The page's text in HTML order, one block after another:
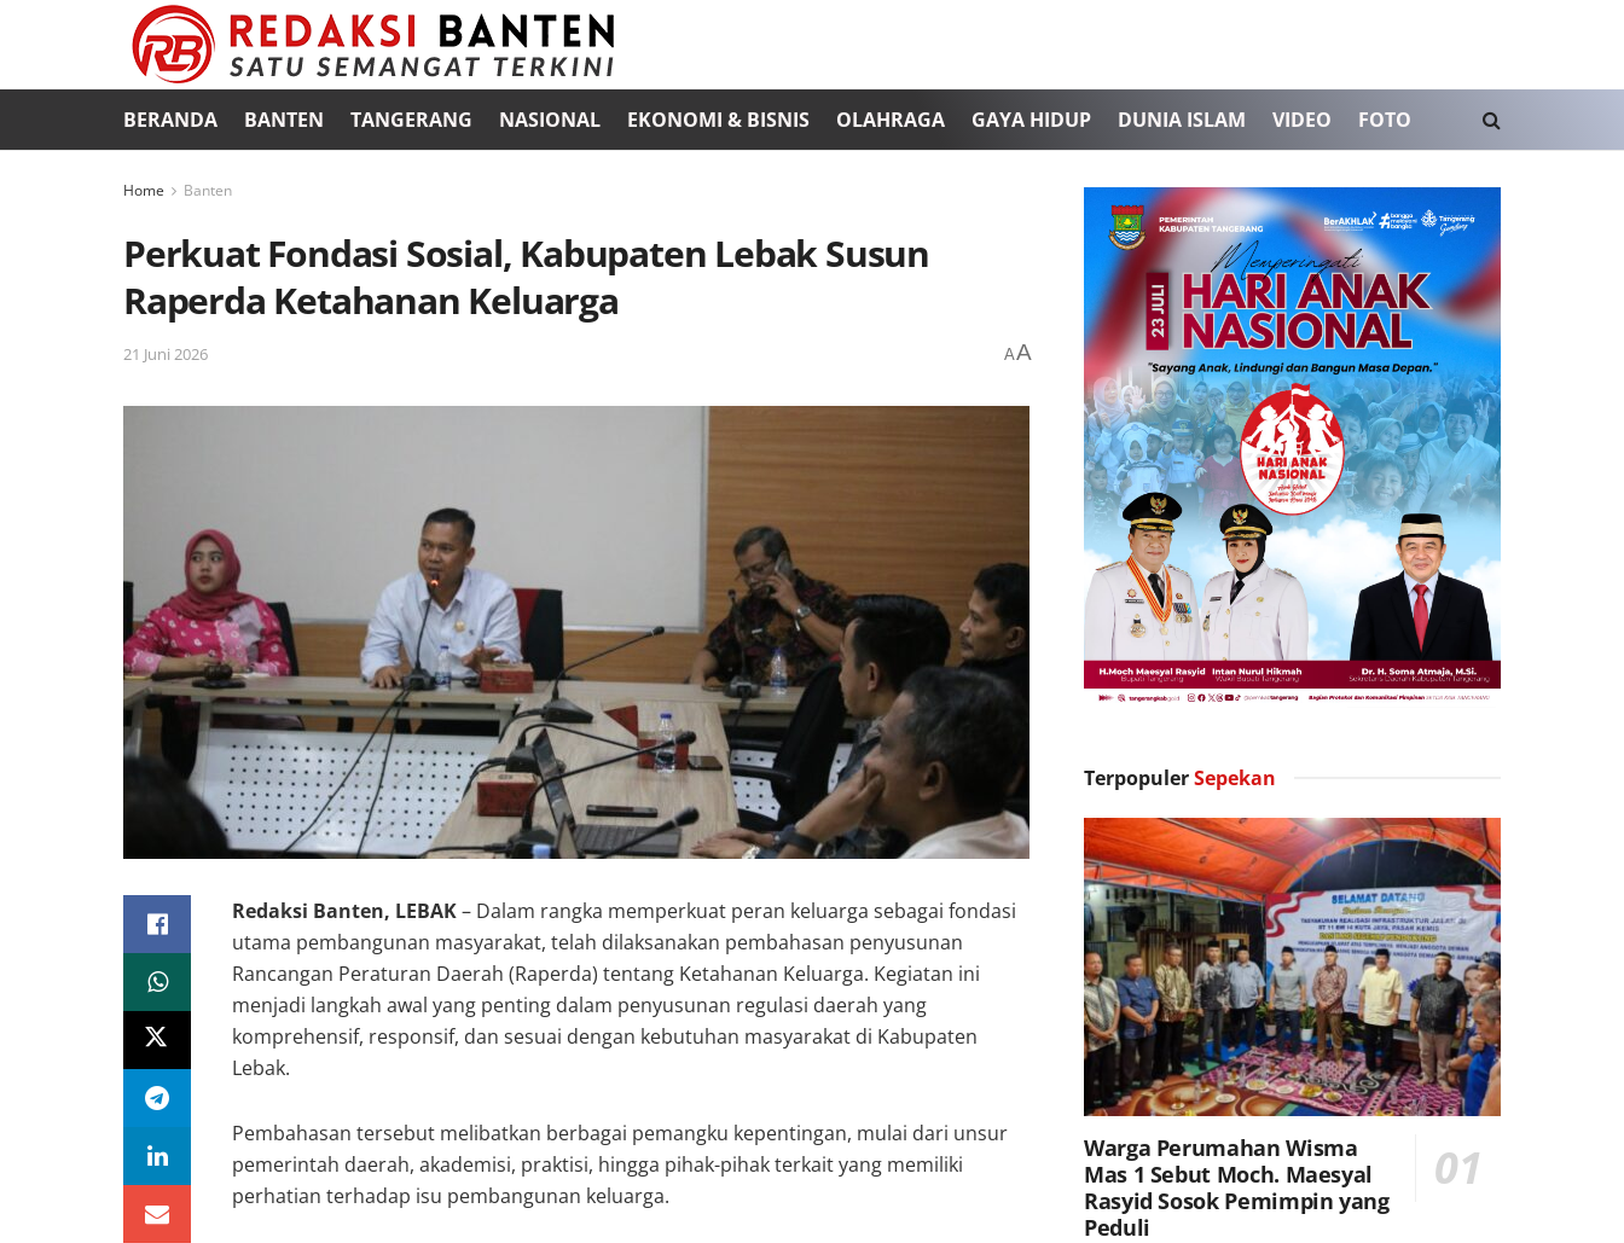
BERANDA BANTEN TANGERANG NASIONAL EKONOMI & BISNIS OLAHRAGA GAYA HIDUP DUNIA ISLAM VIDEO FOTO
Home Banten
Perkuat Fondasi Sosial, Kabupaten Lebak Susun
Raperda Ketahanan Keluarga
21 Juni 2026 AA
Redaksi Banten, LEBAK– Dalam rangka memperkuat peran keluarga sebagai fondasi
utama pembangunan masyarakat, telah dilaksanakan pembahasan penyusunan
Rancangan Peraturan Daerah (Raperda) tentang Ketahanan Keluarga. Kegiatan ini
menjadi langkah awal yang penting dalam penyusunan regulasi daerah yang
komprehensif, responsif, dan sesuai dengan kebutuhan masyarakat di Kabupaten
Lebak.
Pembahasan tersebut melibatkan berbagai pemangku kepentingan, mulai dari unsur
pemerintah daerah, akademisi, praktisi, hingga pihak-pihak terkait yang memiliki
perhatian terhadap isu pembangunan keluarga.
TerpopulerSepekan
Warga Perumahan Wisma
Mas 1 Sebut Moch. Maesyal
Rasyid Sosok Pemimpin yang
Peduli